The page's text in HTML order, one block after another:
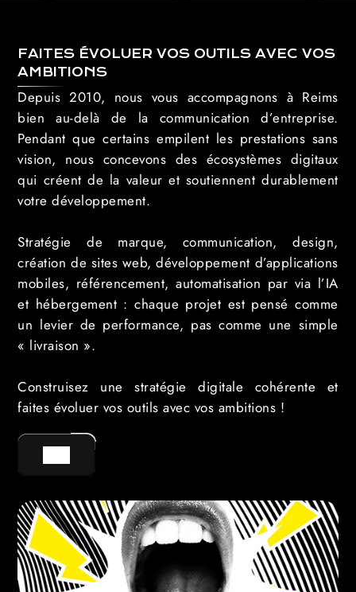
FAITES ÉVOLUER VOS OUTILS AVEC VOS
AMBITIONS
Depuis 2010, nous vous accompagnons à Reims
bien au-delà de la communication d’entreprise.
Pendant que certains empilent les prestations sans
vision, nous concevons des écosystèmes digitaux
qui créent de la valeur et soutiennent durablement
votre développement.
Stratégie de marque, communication, design,
création de sites web, développement d’applications
mobiles, référencement, automatisation par via l’IA
et hébergement : chaque projet est pensé comme
un levier de performance, pas comme une simple
« livraison ».
Construisez une stratégie digitale cohérente et
faites évoluer vos outils avec vos ambitions !